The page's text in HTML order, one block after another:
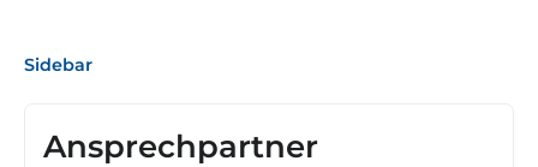
Sidebar
Ansprechpartner